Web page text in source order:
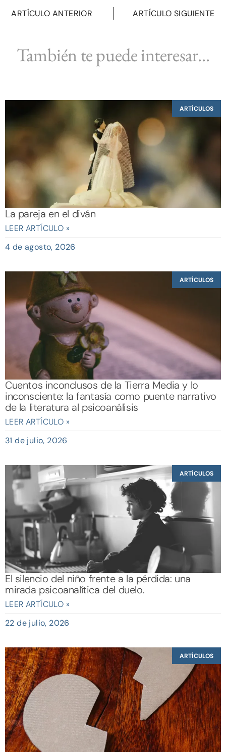
ARTÍCULO ANTERIOR ARTÍCULO SIGUIENTE
También te puede interesar...
ARTÍCULOS
La pareja en el diván
LEER ARTÍCULO »
4 de agosto, 2026
ARTÍCULOS
Cuentos inconclusos de la Tierra Media y lo
inconsciente: la fantasía como puente narrativo
de la literatura al psicoanálisis
LEER ARTÍCULO »
31 de julio, 2026
ARTÍCULOS
El silencio del niño frente a la pérdida: una
mirada psicoanalítica del duelo.
LEER ARTÍCULO »
22 de julio, 2026
ARTÍCULOS